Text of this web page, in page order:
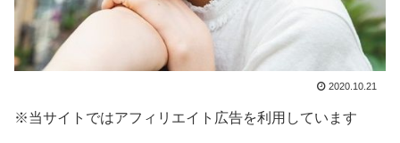
2020.10.21
※当サイトではアフィリエイト広告を利用しています